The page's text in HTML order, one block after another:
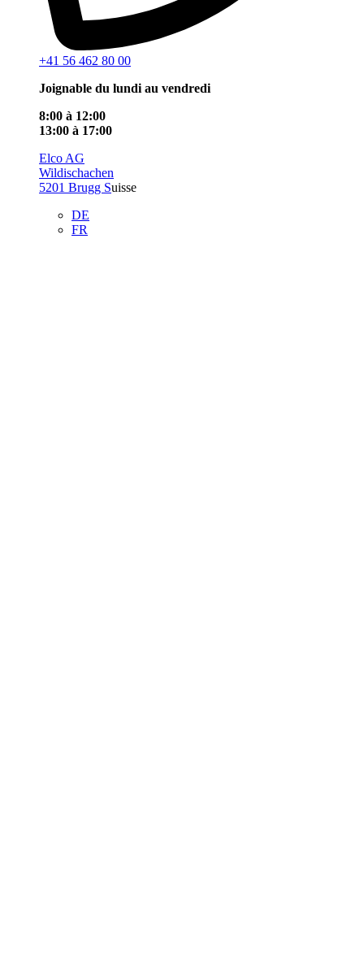
+41 56 462 80 00
Joignable du lundi au vendredi
8:00 à 12:00
13:00 à 17:00
Elco AG
Wildischachen
5201 Brugg Suisse
DE
FR